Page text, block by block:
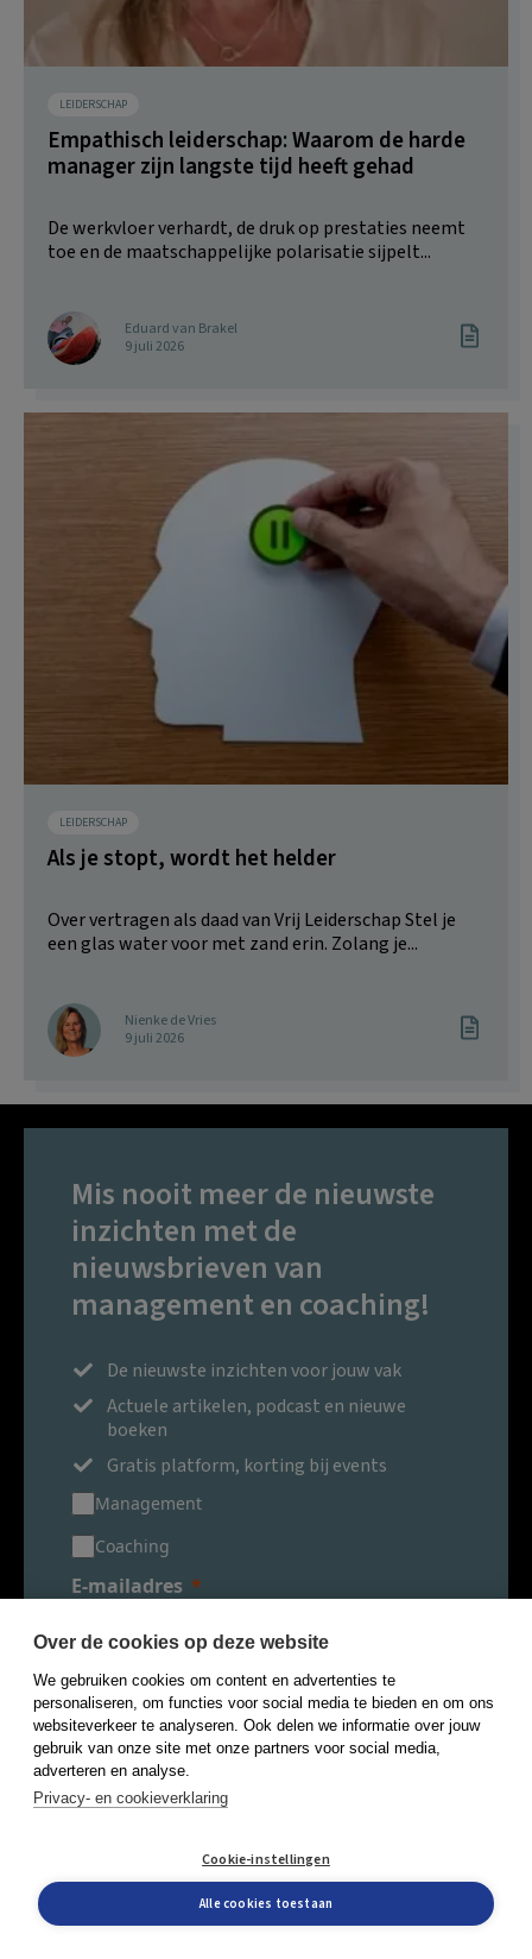
LEIDERSCHAP
Empathisch leiderschap: Waarom de harde
manager zijn langste tijd heeft gehad
De werkvloer verhardt, de druk op prestaties neemt
toe en de maatschappelijke polarisatie sijpelt...
Eduard van Brakel
9 juli 2026
LEIDERSCHAP
Als je stopt, wordt het helder
Over vertragen als daad van Vrij Leiderschap Stel je
een glas water voor met zand erin. Zolang je...
Nienke de Vries
9 juli 2026
Mis nooit meer de nieuwste
inzichten met de
nieuwsbrieven van
management en coaching!
De nieuwste inzichten voor jouw vak
Actuele artikelen, podcast en nieuwe
boeken
Gratis platform, korting bij events
Management
Coaching
E-mailadres
Ik ga akkoord met de
algemene voorwaardenen
privacy policy
van Boom.
Meld je gratis aan >
Nieuwsbrieven Boom Management
Over ons
Over de cookies op deze website
We gebruiken cookies om content en advertenties te
personaliseren, om functies voor social media te bieden en om ons
websiteverkeer te analyseren. Ook delen we informatie over jouw
gebruik van onze site met onze partners voor social media,
adverteren en analyse.
Privacy- en cookieverklaring
Cookie-instellingen
Alle cookies toestaan